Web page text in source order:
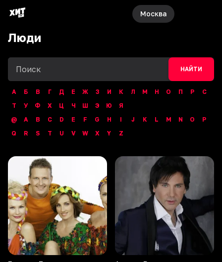
Москва
Люди
НАЙТИ
А Б В Г Д Е Ж З И К Л М Н О П Р
С
Т
У Ф Х Ц Ч Ш Э Ю
Я
@
A B C D E F G H I J K L M N O
P
Q
R S T U V W X Y Z